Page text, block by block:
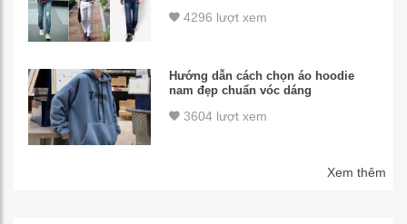
4296 lượt xem
Hướng dẫn cách chọn áo hoodie
nam đẹp chuẩn vóc dáng
3604 lượt xem
Xem thêm